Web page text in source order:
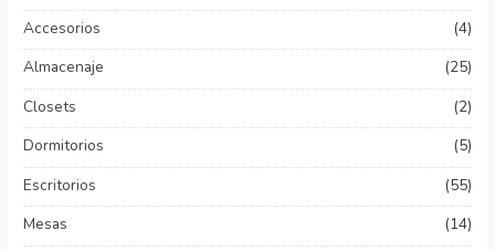
Accesorios
(4)
Almacenaje
(25)
Closets
(2)
Dormitorios
(5)
Escritorios
(55)
Mesas
(14)